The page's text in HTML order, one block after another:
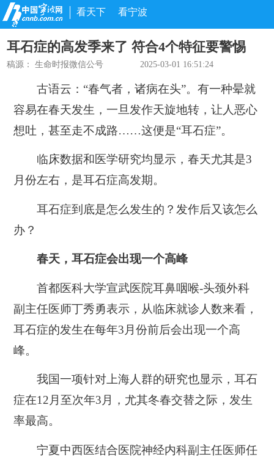
看天下 看宁波
耳石症的高发季来了 符合4个特征要警惕
稿源：生命时报微信公号 2025-03-01 16:51:24
古语云：“春气者，诸病在头”。有一种晕就
容易在春天发生，一旦发作天旋地转，让人恶心
想吐，甚至走不成路……这便是“耳石症”。
临床数据和医学研究均显示，春天尤其是3
月份左右，是耳石症高发期。
耳石症到底是怎么发生的？发作后又该怎么
办？
春天，耳石症会出现一个高峰
首都医科大学宣武医院耳鼻咽喉-头颈外科
副主任医师丁秀勇表示，从临床就诊人数来看，
耳石症的发生在每年3月份前后会出现一个高
峰。
我国一项针对上海人群的研究也显示，耳石
症在12月至次年3月，尤其冬春交替之际，发生
率最高。
宁夏中西医结合医院神经内科副主任医师任